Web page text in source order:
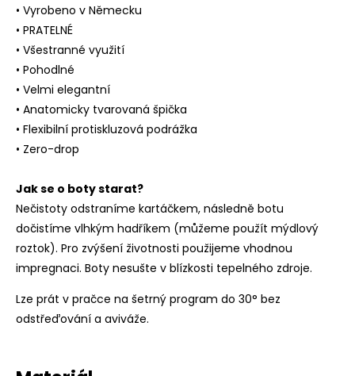
• Vyrobeno v Německu
• PRATELNÉ
• Všestranné využití
• Pohodlné
• Velmi elegantní
• Anatomicky tvarovaná špička
• Flexibilní protiskluzová podrážka
• Zero-drop
Jak se o boty starat?
Nečistoty odstraníme kartáčkem, následně botu
dočistíme vlhkým hadříkem (můžeme použít mýdlový
roztok). Pro zvýšení životnosti použijeme vhodnou
impregnaci. Boty nesušte v blízkosti tepelného zdroje.
Lze prát v pračce na šetrný program do 30° bez
odstřeďování a aviváže.